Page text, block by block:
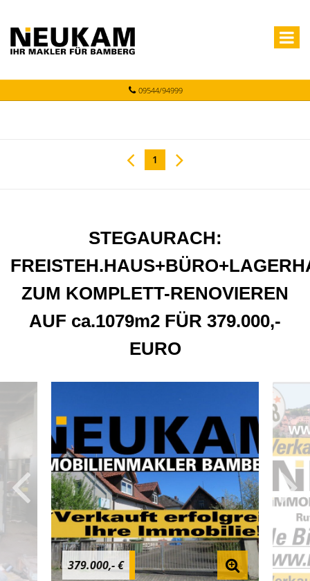
09544/94999
1
STEGAURACH:
ZUM KOMPLETT-RENOVIEREN
AUF ca.1079m2 FÜR 379.000,-
EURO
379.000,- €